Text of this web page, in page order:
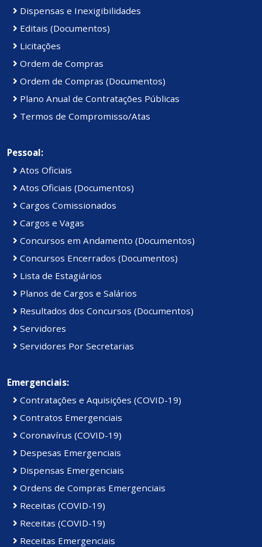
Dispensas e Inexigibilidades
Editais (Documentos)
Licitações
Ordem de Compras
Ordem de Compras (Documentos)
Plano Anual de Contratações Públicas
Termos de Compromisso/Atas
Pessoal:
Atos Oficiais
Atos Oficiais (Documentos)
Cargos Comissionados
Cargos e Vagas
Concursos em Andamento (Documentos)
Concursos Encerrados (Documentos)
Lista de Estagiários
Planos de Cargos e Salários
Resultados dos Concursos (Documentos)
Servidores
Servidores Por Secretarias
Emergenciais:
Contratações e Aquisições (COVID-19)
Contratos Emergenciais
Coronavírus (COVID-19)
Despesas Emergenciais
Dispensas Emergenciais
Ordens de Compras Emergenciais
Receitas (COVID-19)
Receitas (COVID-19)
Receitas Emergenciais